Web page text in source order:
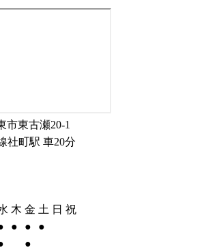
市東古瀬20-1
社町駅 車20分
木 金 土 日 祝
● ●
●
●